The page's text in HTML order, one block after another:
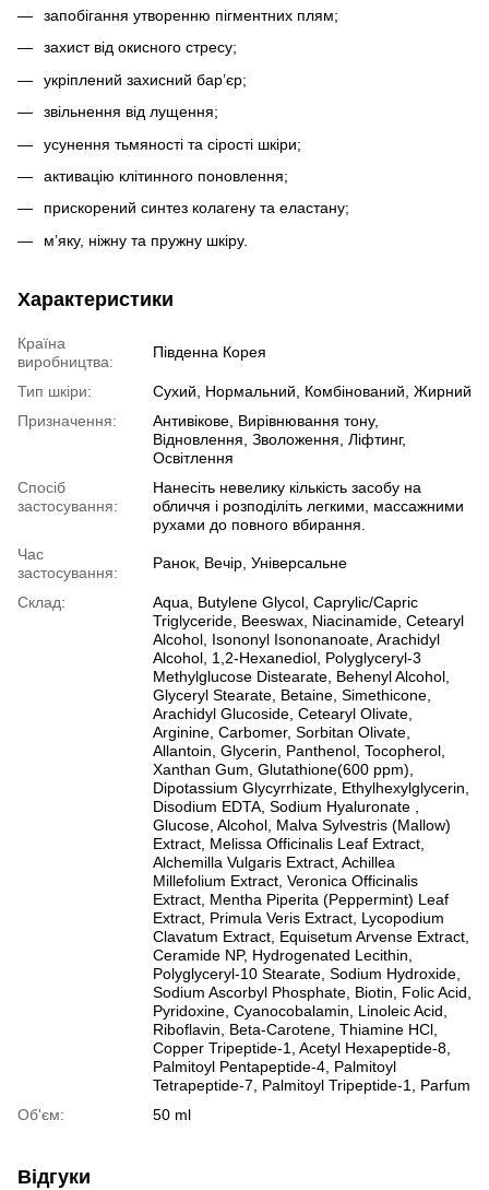
запобігання утворенню пігментних плям;
захист від окисного стресу;
укріплений захисний бар’єр;
звільнення від лущення;
усунення тьмяності та сірості шкіри;
активацію клітинного поновлення;
прискорений синтез колагену та еластану;
м’яку, ніжну та пружну шкіру.
Характеристики
Країна
виробництва:
Південна Корея
Тип шкіри:
Сухий, Нормальний, Комбінований, Жирний
Призначення:
Антивікове, Вирівнювання тону,
Відновлення, Зволоження, Ліфтинг,
Освітлення
Спосіб
застосування:
Нанесіть невелику кількість засобу на
обличчя і розподіліть легкими, массажними
рухами до повного вбирання.
Час
застосування:
Ранок, Вечір, Універсальне
Склад:
Aqua, Butylene Glycol, Caprylic/Capric
Triglyceride, Beeswax, Niacinamide, Cetearyl
Alcohol, Isononyl Isononanoate, Arachidyl
Alcohol, 1,2-Hexanediol, Polyglyceryl-3
Methylglucose Distearate, Behenyl Alcohol,
Glyceryl Stearate, Betaine, Simethicone,
Arachidyl Glucoside, Cetearyl Olivate,
Arginine, Carbomer, Sorbitan Olivate,
Allantoin, Glycerin, Panthenol, Tocopherol,
Xanthan Gum, Glutathione(600 ppm),
Dipotassium Glycyrrhizate, Ethylhexylglycerin,
Disodium EDTA, Sodium Hyaluronate ,
Glucose, Alcohol, Malva Sylvestris (Mallow)
Extract, Melissa Officinalis Leaf Extract,
Alchemilla Vulgaris Extract, Achillea
Millefolium Extract, Veronica Officinalis
Extract, Mentha Piperita (Peppermint) Leaf
Extract, Primula Veris Extract, Lycopodium
Clavatum Extract, Equisetum Arvense Extract,
Ceramide NP, Hydrogenated Lecithin,
Polyglyceryl-10 Stearate, Sodium Hydroxide,
Sodium Ascorbyl Phosphate, Biotin, Folic Acid,
Pyridoxine, Cyanocobalamin, Linoleic Acid,
Riboflavin, Beta-Carotene, Thiamine HCl,
Copper Tripeptide-1, Acetyl Hexapeptide-8,
Palmitoyl Pentapeptide-4, Palmitoyl
Tetrapeptide-7, Palmitoyl Tripeptide-1, Parfum
Об'єм:
50 ml
Відгуки